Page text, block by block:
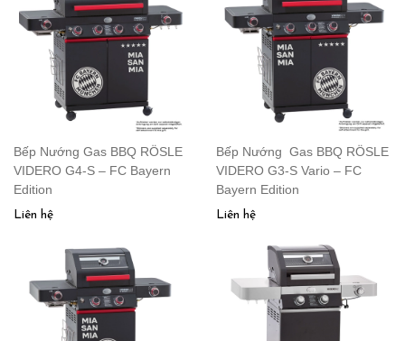
Bếp Nướng Gas BBQ RÖSLE
VIDERO G4-S – FC Bayern
Edition
Liên hệ
Bếp Nướng Gas BBQ RÖSLE
VIDERO G3-S Vario – FC
Bayern Edition
Liên hệ